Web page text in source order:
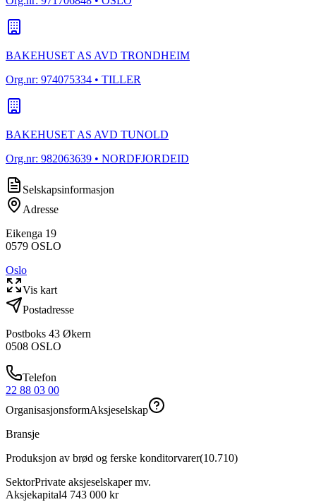
BAKEHUSET AS AVD TRONDHEIM
Org.nr: 974075334 • TILLER
BAKEHUSET AS AVD TUNOLD
Org.nr: 982063639 • NORDFJORDEID
Selskapsinformasjon
Adresse
Eikenga 19
0579 OSLO
Oslo
Vis kart
Postadresse
Postboks 43 Økern
0508 OSLO
Telefon
22 88 03 00
OrganisasjonsformAksjeselskap
Bransje
Produksjon av brød og ferske konditorvarer(10.710)
SektorPrivate aksjeselskaper mv.
Aksjekapital4 743 000 kr